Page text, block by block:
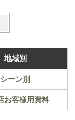
地域別
シーン別
お客様用資料